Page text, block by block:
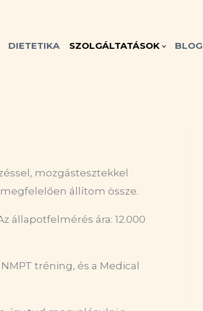
DIETETIKA SZOLGÁLTATÁSOK BLOG
mozgástesztekkel
állítom össze.
állapotfelmérés ára: 12.000
tréning, és a Medical